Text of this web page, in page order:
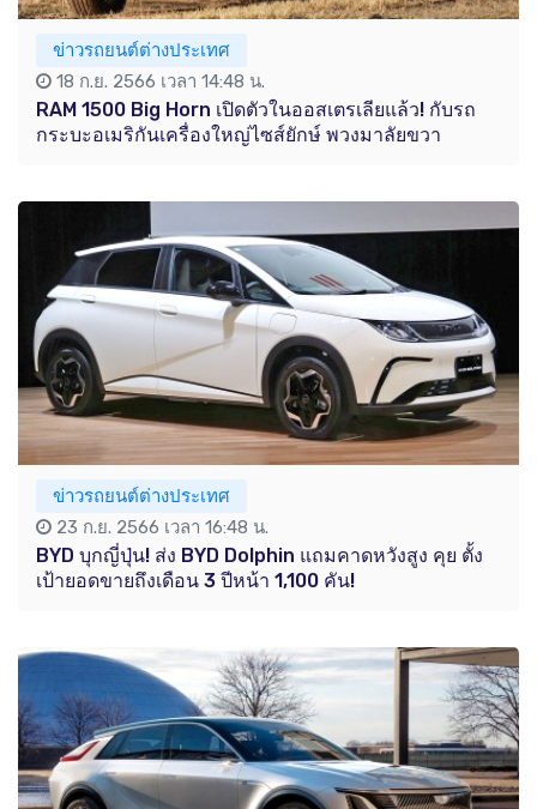
ข่าวรถยนต์ต่างประเทศ
18 ก.ย. 2566 เวลา 14:48 น.
RAM 1500 Big Horn เปิดตัวในออสเตรเลียแล้ว! กับรถ
กระบะอเมริกันเครื่องใหญ่ไซส์ยักษ์ พวงมาลัยขวา
ข่าวรถยนต์ต่างประเทศ
23 ก.ย. 2566 เวลา 16:48 น.
BYD บุกญี่ปุ่น! ส่ง BYD Dolphin แถมคาดหวังสูง คุย ตั้ง
เป้ายอดขายถึงเดือน 3 ปีหน้า 1,100 คัน!